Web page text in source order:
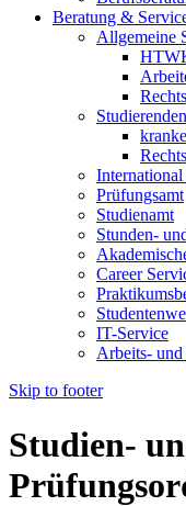
Beratung &
Allgemeine
International
Prüfungsamt
Studienamt
Stunden-
Career
IT-Service
Arbeits- und
Skip to footer
Studien-